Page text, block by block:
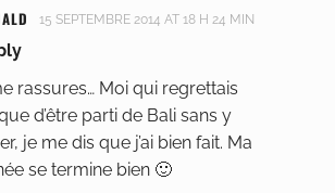
15 SEPTEMBRE 2014 AT 18 H 24 MIN
rassures… Moi qui regrettais
d’être parti de Bali sans y
je me dis que j’ai bien fait. Ma
se termine bien 🙂